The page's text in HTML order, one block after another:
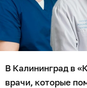
В Калининград в
врачи, которые